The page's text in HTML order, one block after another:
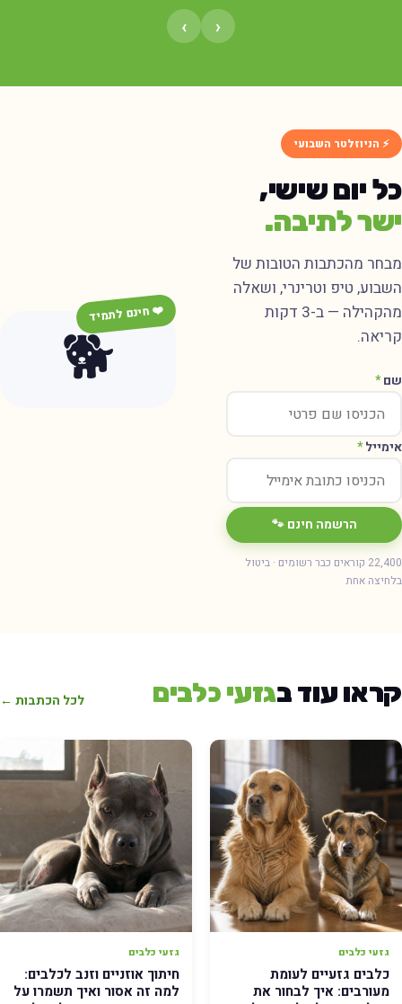
⚡ הניוזלטר השבועי
יום שישי,
לתיבה.
מהכתבות הטובות של
טיפ וטרינרי, ושאלה
מהקהילה — ב-3 דקות
*
*
הרשמה חינם 🐾
22,400 קוראים כבר רשומים · ביטול
אחת
🐕
❤️ חינם לתמיד
עוד בגזעי כלבים לכל הכתבות ←
גזעי כלבים
כלבים גזעיים לעומת
מעורבים: איך לבחור את
גזעי כלבים
חיתוך אוזניים וזנב לכלבים:
למה זה אסור ואיך תשמרו על